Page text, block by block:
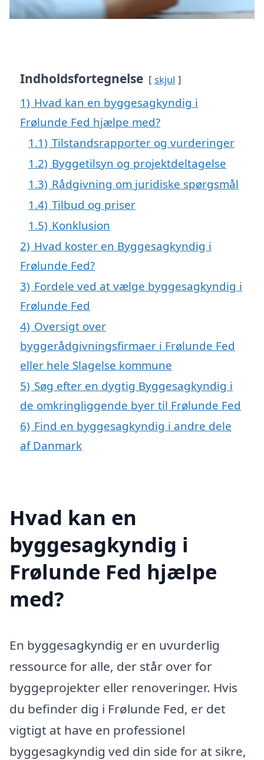
Indholdsfortegnelse skjul
1) Hvad kan en byggesagkyndig i
Frølunde Fed hjælpe med?
1.1) Tilstandsrapporter og vurderinger
1.2) Byggetilsyn og projektdeltagelse
1.3) Rådgivning om juridiske spørgsmål
1.4) Tilbud og priser
1.5) Konklusion
2) Hvad koster en Byggesagkyndig i
Frølunde Fed?
3) Fordele ved at vælge byggesagkyndig i
Frølunde Fed
4) Oversigt over
byggerådgivningsfirmaer i Frølunde Fed
eller hele Slagelse kommune
5) Søg efter en dygtig Byggesagkyndig i
de omkringliggende byer til Frølunde Fed
6) Find en byggesagkyndig i andre dele
af Danmark
Hvad kan en
byggesagkyndig i
Frølunde Fed hjælpe
med?
En byggesagkyndig er en uvurderlig
ressource for alle, der står over for
byggeprojekter eller renoveringer. Hvis
du befinder dig i Frølunde Fed, er det
vigtigt at have en professionel
byggesagkyndig ved din side for at sikre,